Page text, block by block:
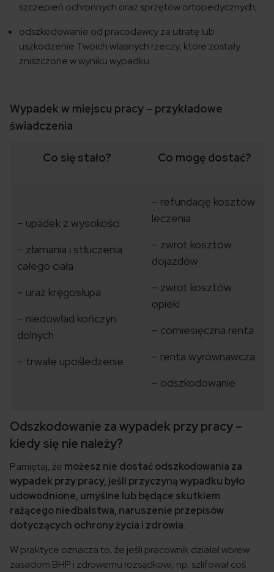
szczepień ochronnych oraz sprzętów ortopedycznych;
odszkodowanie od pracodawcy za utratę lub
uszkodzenie Twoich własnych rzeczy, które zostały
zniszczone w wyniku wypadku.
Wypadek w miejscu pracy – przykładowe
świadczenia
Co się stało? Co mogę dostać?
– upadek z wysokości
– złamania i stłuczenia
całego ciała
– uraz kręgosłupa
– niedowład kończyn
dolnych
– trwałe upośledzenie
– refundację kosztów
leczenia
– zwrot kosztów
dojazdów
– zwrot kosztów
opieki
– comiesięczna renta
– renta wyrównawcza
– odszkodowanie
Odszkodowanie za wypadek przy pracy –
kiedy się nie należy?
Pamiętaj, że możesz nie dostać odszkodowania za
wypadek przy pracy, jeśli przyczyną wypadku było
udowodnione, umyślne lub będące skutkiem
rażącego niedbalstwa, naruszenie przepisów
dotyczących ochrony życia i zdrowia.
W praktyce oznacza to, że jeśli pracownik działał wbrew
zasadom BHP i zdrowemu rozsądkowi, np. szlifował coś